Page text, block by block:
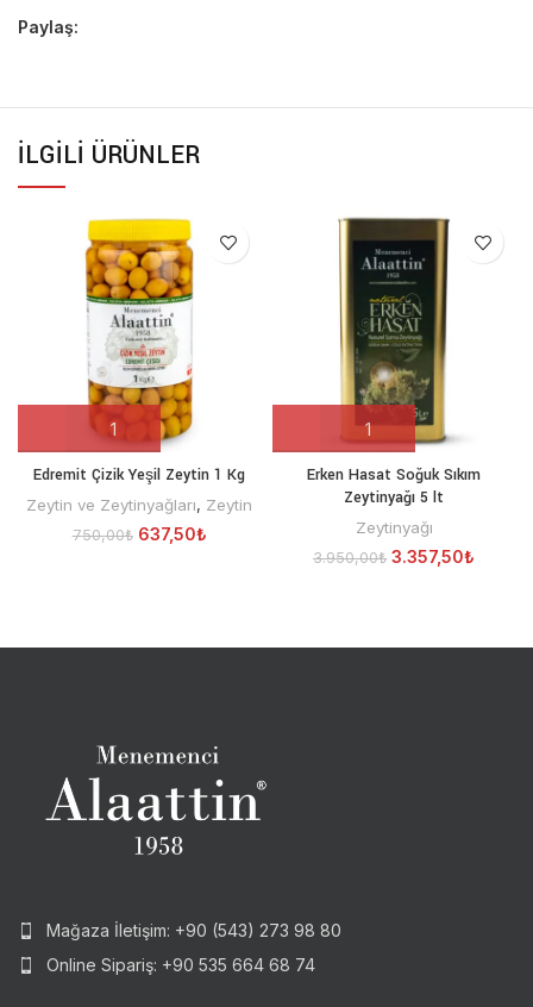
Paylaş:
İLGILI ÜRÜNLER
Edremit Çizik Yeşil Zeytin 1 Kg
Zeytin ve Zeytinyağları, Zeytin
750,00₺ 637,50₺
Erken Hasat Soğuk Sıkım
Zeytinyağı 5 lt
Zeytinyağı
3.950,00₺ 3.357,50₺
Mağaza İletişim: +90 (543) 273 98 80
Online Sipariş: +90 535 664 68 74